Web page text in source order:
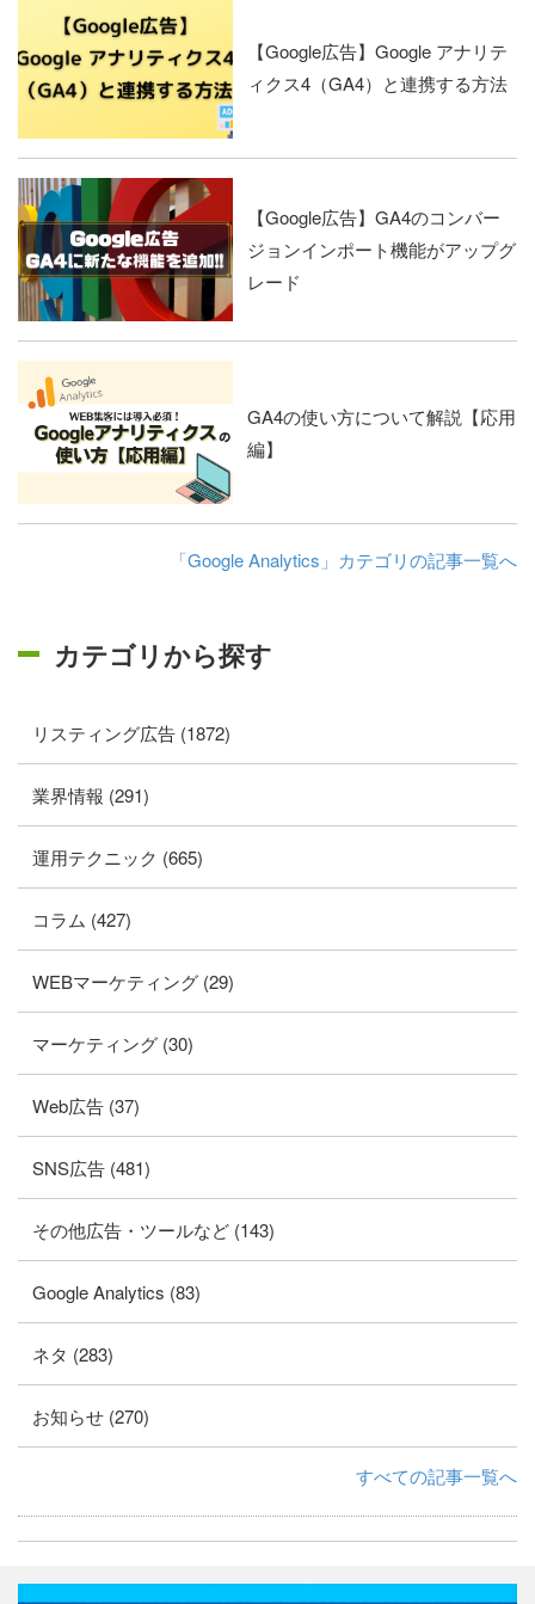
【Google広告】Google アナリテ
ィクス4（GA4）と連携する方法
【Google広告】GA4のコンバー
ジョンインポート機能がアップグ
レード
GA4の使い方について解説【応用
編】
「Google Analytics」カテゴリの記事一覧へ
カテゴリから探す
リスティング広告 (1872)
業界情報 (291)
運用テクニック (665)
コラム (427)
WEBマーケティング (29)
マーケティング (30)
Web広告 (37)
SNS広告 (481)
その他広告・ツールなど (143)
Google Analytics (83)
ネタ (283)
お知らせ (270)
すべての記事一覧へ